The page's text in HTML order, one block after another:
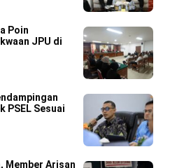
Poin
JPU di
PSEL Sesuai
Member Arisan